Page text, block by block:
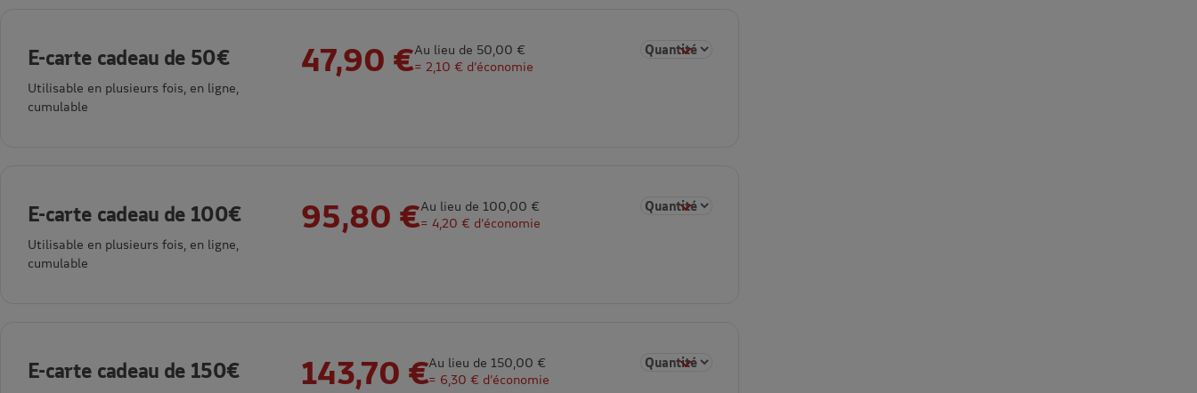
E-carte cadeau de 50€
Utilisable en plusieurs fois, en ligne,
cumulable
47,90 €Au lieu de 50,00 €
= 2,10 € d’économie
Sélectionner la quantité pour E-carte cadeau de 50€
E-carte cadeau de 100€
Utilisable en plusieurs fois, en ligne,
cumulable
95,80 €Au lieu de 100,00 €
= 4,20 € d’économie
Sélectionner la quantité pour E-carte cadeau de 100€
E-carte cadeau de 150€ 143,70 €Au lieu de 150,00 €
= 6,30 € d’économie
Sélectionner la quantité pour E-carte cadeau de 150€